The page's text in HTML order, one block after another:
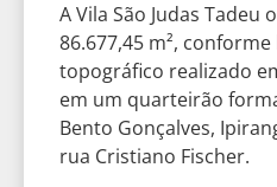
A Vila São Judas Tadeu
86.677,45 m²,
topográfico realizado
em um quarteirão
Bento Gonçalves,
rua Cristiano Fischer.